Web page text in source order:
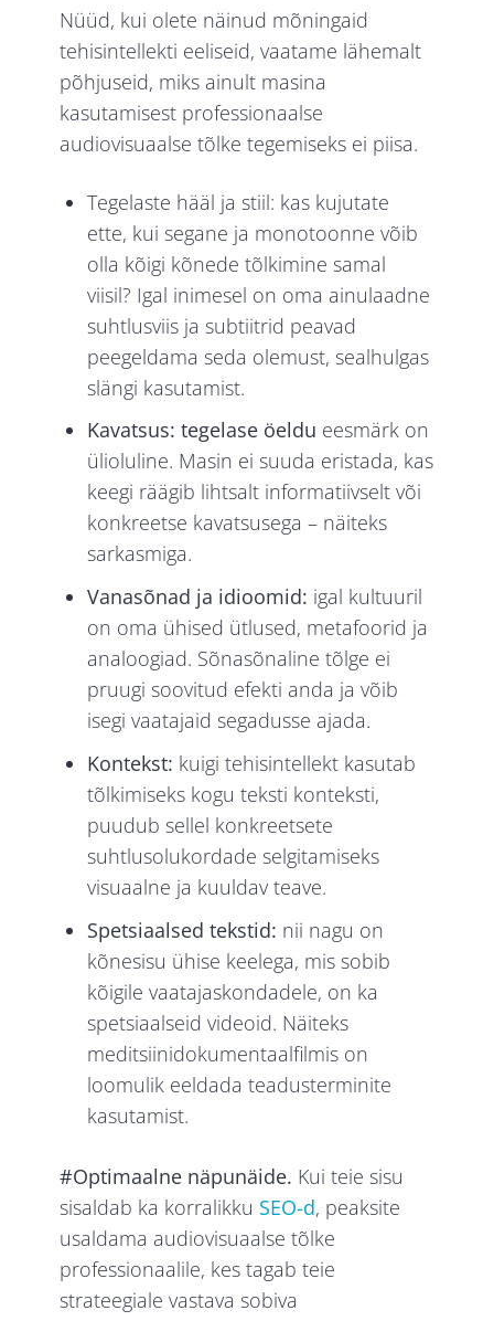
Nüüd, kui olete näinud mõningaid
tehisintellekti eeliseid, vaatame lähemalt
põhjuseid, miks ainult masina
kasutamisest professionaalse
audiovisuaalse tõlke tegemiseks ei piisa.
Tegelaste hääl ja stiil: kas kujutate
ette, kui segane ja monotoonne võib
olla kõigi kõnede tõlkimine samal
viisil? Igal inimesel on oma ainulaadne
suhtlusviis ja subtiitrid peavad
peegeldama seda olemust, sealhulgas
slängi kasutamist.
Kavatsus: tegelase öeldu eesmärk on
ülioluline. Masin ei suuda eristada, kas
keegi räägib lihtsalt informatiivselt või
konkreetse kavatsusega – näiteks
sarkasmiga.
Vanasõnad ja idioomid: igal kultuuril
on oma ühised ütlused, metafoorid ja
analoogiad. Sõnasõnaline tõlge ei
pruugi soovitud efekti anda ja võib
isegi vaatajaid segadusse ajada.
Kontekst: kuigi tehisintellekt kasutab
tõlkimiseks kogu teksti konteksti,
puudub sellel konkreetsete
suhtlusolukordade selgitamiseks
visuaalne ja kuuldav teave.
Spetsiaalsed tekstid: nii nagu on
kõnesisu ühise keelega, mis sobib
kõigile vaatajaskondadele, on ka
spetsiaalseid videoid. Näiteks
meditsiinidokumentaalfilmis on
loomulik eeldada teadusterminite
kasutamist.
#Optimaalne näpunäide. Kui teie sisu
sisaldab ka korralikku SEO-d, peaksite
usaldama audiovisuaalse tõlke
professionaalile, kes tagab teie
strateegiale vastava sobiva